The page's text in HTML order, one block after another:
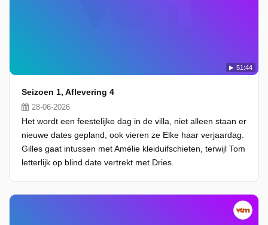
51:44
Seizoen 1, Aflevering 4
28-06-2026
Het wordt een feestelijke dag in de villa, niet alleen staan er
nieuwe dates gepland, ook vieren ze Elke haar verjaardag.
Gilles gaat intussen met Amélie kleiduifschieten, terwijl Tom
letterlijk op blind date vertrekt met Dries.